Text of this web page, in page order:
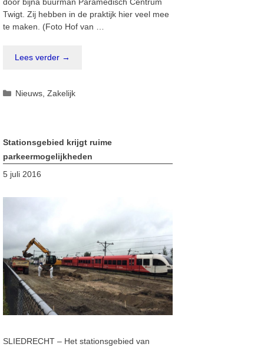
door bijna buurman Paramedisch Centrum
Twigt. Zij hebben in de praktijk hier veel mee
te maken. (Foto Hof van …
Lees verder →
Categorieën
Nieuws,Zakelijk
Stationsgebied krijgt ruime
parkeermogelijkheden
5 juli 2016
SLIEDRECHT – Het stationsgebied van